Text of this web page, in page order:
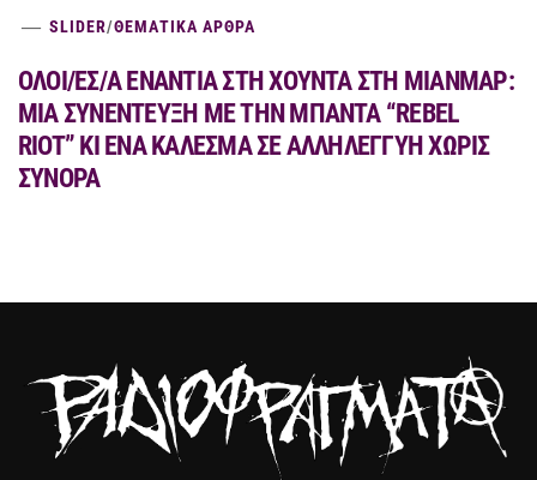
SLIDER/ΘΕΜΑΤΙΚΑ ΑΡΘΡΑ
ΟΛΟΙ/ΕΣ/Α ΕΝΑΝΤΙΑ ΣΤΗ ΧΟΥΝΤΑ ΣΤΗ ΜΙΑΝΜΑΡ:
MIA ΣΥΝΕΝΤΕΥΞΗ ΜΕ ΤΗΝ ΜΠΑΝΤΑ “REBEL
RIOT” ΚΙ ΕΝΑ ΚΑΛΕΣΜΑ ΣΕ ΑΛΛΗΛΕΓΓΥΗ ΧΩΡΙΣ
ΣΥΝΟΡΑ